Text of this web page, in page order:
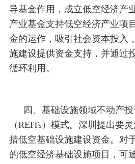
导基金作用，成立低空经济产
产业基金支持低空经济产业项
金的运作，吸引社会资本投入
施建设提供资金支持，并通过
循环利用。
四、基础设施领域不动产
（REITs）模式。深圳提出要
措低空基础设施建设资金。对
的低空经济基础设施项目，可